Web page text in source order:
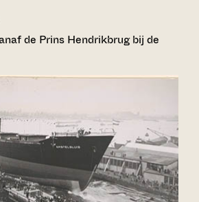
de Prins Hendrikbrug bij de